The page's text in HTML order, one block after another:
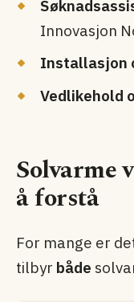
Innovasjon
Installasjon
Vedlikehold
Solvarme
å forstå
For mange er
tilbyr både